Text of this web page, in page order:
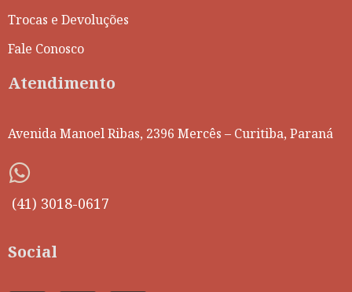
Trocas e Devoluções
Fale Conosco
Atendimento
Avenida Manoel Ribas, 2396 Mercês – Curitiba, Paraná
(41) 3018-0617
Social